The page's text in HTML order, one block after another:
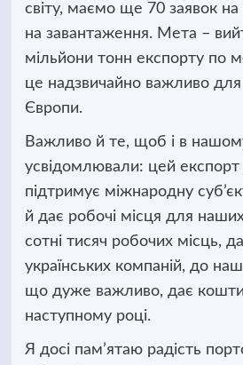
світу, маємо ще 70 заявок
на завантаження. Мета –
мільйони тонн експорту по
це надзвичайно важливо для
Європи.
Важливо й те, щоб і в нашому
усвідомлювали: цей
підтримує міжнародну
й дає робочі місця для
сотні тисяч робочих місць,
українських компаній, до
що дуже важливо, дає кошти
наступному році.
Я досі пам’ятаю радість